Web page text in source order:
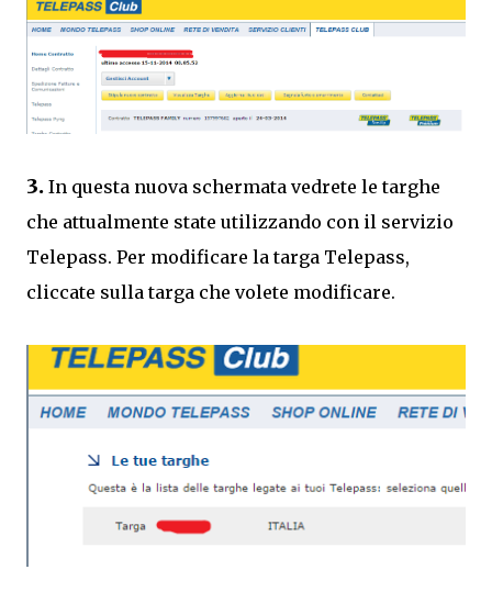
3. In questa nuova schermata vedrete le targhe
che attualmente state utilizzando con il servizio
Telepass. Per modificare la targa Telepass,
cliccate sulla targa che volete modificare.